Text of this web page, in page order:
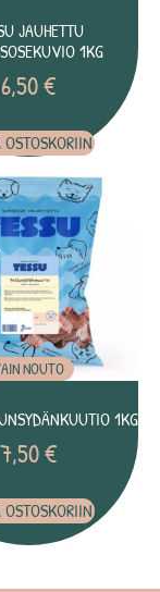
JAUHETTU
1KG
6,50€
NOUTO
1KG
7,50€